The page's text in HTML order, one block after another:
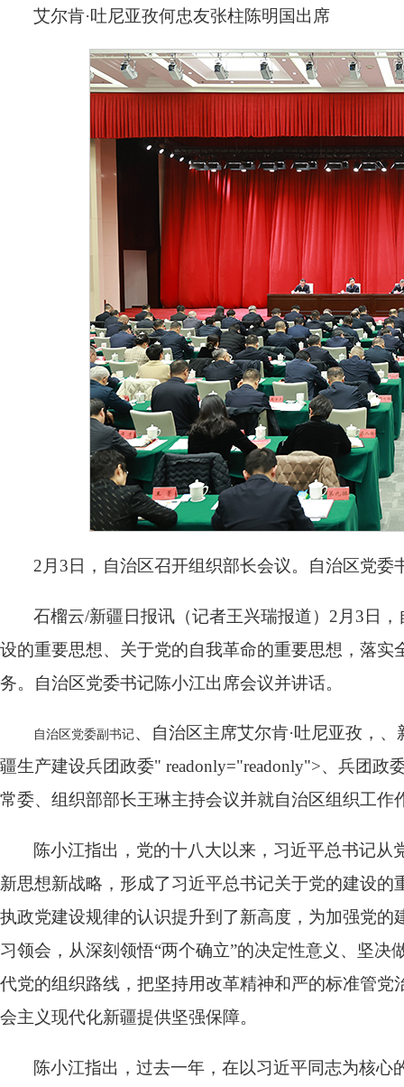
艾尔肯·吐尼亚孜何忠友张柱陈明国出席
2月3日，自治区召开组织部长会议。自治区党
石榴云/新疆日报讯（记者王兴瑞报道）2月3日
设的重要思想、关于党的自我革命的重要思想，落
务。自治区党委书记陈小江出席会议并讲话。
自治区党委副书记、自治区主席艾尔肯·吐尼亚孜，
疆生产建设兵团政委" readonly="readonly">、兵团
常委、组织部部长王琳主持会议并就自治区组织工作
陈小江指出，党的十八大以来，习近平总书记
新思想新战略，形成了习近平总书记关于党的建设
执政党建设规律的认识提升到了新高度，为加强党
习领会，从深刻领悟“两个确立”的决定性意义、坚
代党的组织路线，把坚持用改革精神和严的标准管
会主义现代化新疆提供坚强保障。
陈小江指出，过去一年，在以习近平同志为核